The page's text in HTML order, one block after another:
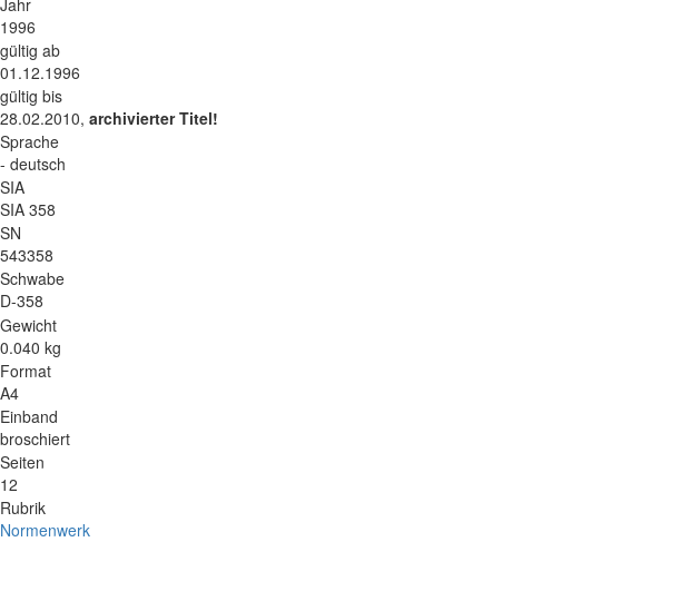
Jahr
1996
gültig ab
01.12.1996
gültig bis
28.02.2010, archivierter Titel!
Sprache
- deutsch
SIA
SIA 358
SN
543358
Schwabe
D-358
Gewicht
0.040 kg
Format
A4
Einband
broschiert
Seiten
12
Rubrik
Normenwerk